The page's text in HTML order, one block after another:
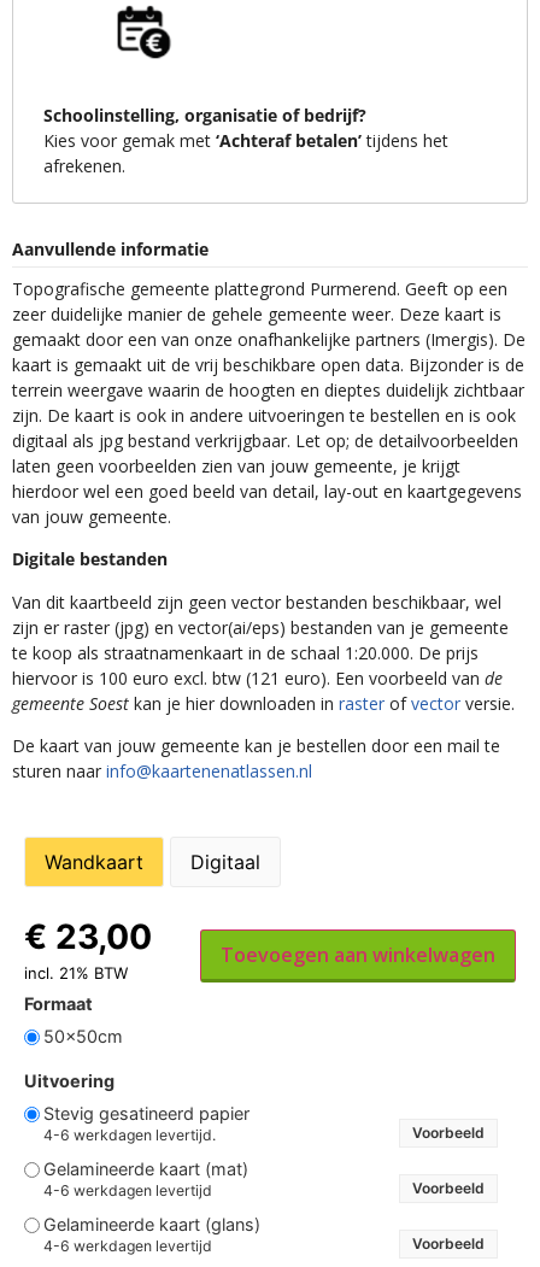
Schoolinstelling, organisatie of bedrijf?
Kies voor gemak met ‘Achteraf betalen’tijdens het
afrekenen.
Aanvullende informatie
Topografische gemeente plattegrond Purmerend. Geeft op een
zeer duidelijke manier de gehele gemeente weer. Deze kaart is
gemaakt door een van onze onafhankelijke partners (Imergis). De
kaart is gemaakt uit de vrij beschikbare open data. Bijzonder is de
terrein weergave waarin de hoogten en dieptes duidelijk zichtbaar
zijn. De kaart is ook in andere uitvoeringen te bestellen en is ook
digitaal als jpg bestand verkrijgbaar. Let op; de detailvoorbeelden
laten geen voorbeelden zien van jouw gemeente, je krijgt
hierdoor wel een goed beeld van detail, lay-out en kaartgegevens
van jouw gemeente.
Digitale bestanden
Van dit kaartbeeld zijn geen vector bestanden beschikbaar, wel
zijn er raster (jpg) en vector(ai/eps) bestanden van je gemeente
te koop als straatnamenkaart in de schaal 1:20.000. De prijs
hiervoor is 100 euro excl. btw (121 euro). Een voorbeeld van de
gemeente Soest kan je hier downloaden in raster ofvector versie.
De kaart van jouw gemeente kan je bestellen door een mail te
sturen naar info@kaartenenatlassen.nl
Wandkaart Digitaal
Formaat
50x50cm
Uitvoering
Stevig gesatineerd papier
4-6 werkdagen levertijd. Voorbeeld
Gelamineerde kaart (mat)
4-6 werkdagen levertijd Voorbeeld
Gelamineerde kaart (glans)
4-6 werkdagen levertijd Voorbeeld
€ 23,00
incl. 21% BTW
Toevoegen aan winkelwagen